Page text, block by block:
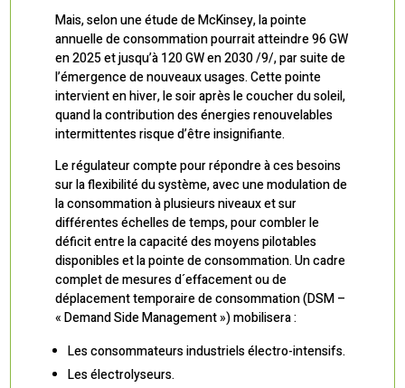
Mais, selon une étude de McKinsey, la pointe
annuelle de consommation pourrait atteindre 96 GW
en 2025 et jusqu’à 120 GW en 2030 /9/, par suite de
l’émergence de nouveaux usages. Cette pointe
intervient en hiver, le soir après le coucher du soleil,
quand la contribution des énergies renouvelables
intermittentes risque d’être insignifiante.
Le régulateur compte pour répondre à ces besoins
sur la flexibilité du système, avec une modulation de
la consommation à plusieurs niveaux et sur
différentes échelles de temps, pour combler le
déficit entre la capacité des moyens pilotables
disponibles et la pointe de consommation. Un cadre
complet de mesures d´effacement ou de
déplacement temporaire de consommation (DSM –
« Demand Side Management ») mobilisera :
Les consommateurs industriels électro-intensifs.
Les électrolyseurs.